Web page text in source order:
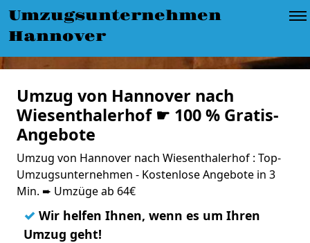
Umzugsunternehmen
Hannover
Umzug von Hannover nach
Wiesenthalerhof ☛ 100 % Gratis-
Angebote
Umzug von Hannover nach Wiesenthalerhof : Top-
Umzugsunternehmen - Kostenlose Angebote in 3
Min. ➨ Umzüge ab 64€
✓ Wir helfen Ihnen, wenn es um Ihren
Umzug geht!